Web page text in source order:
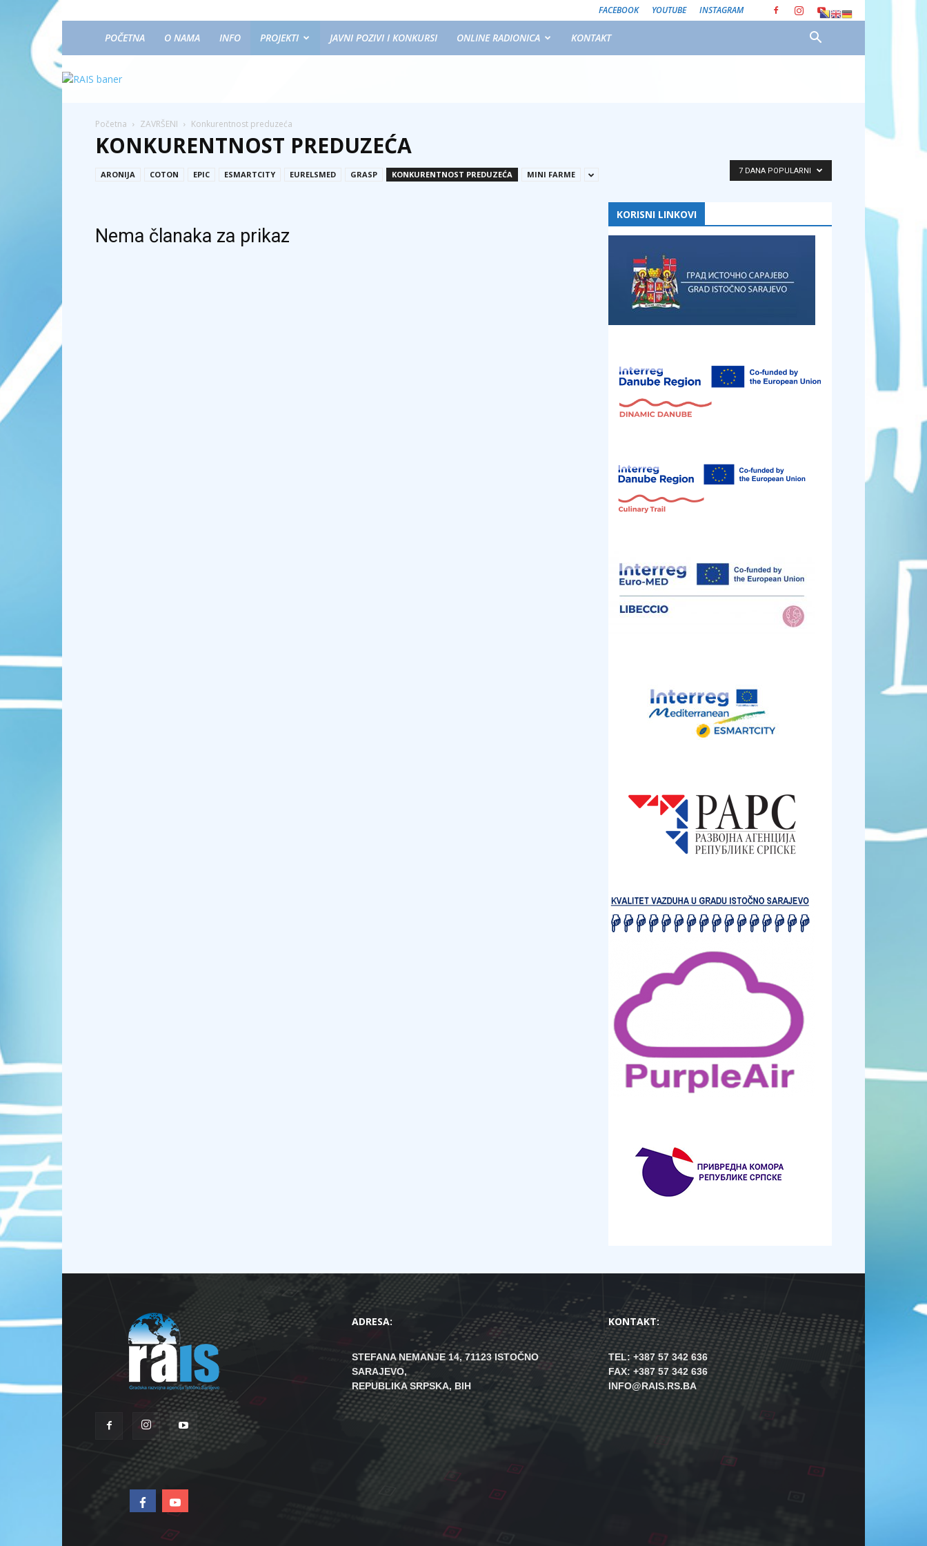
FACEBOOK YOUTUBE INSTAGRAM
POČETNA O NAMA INFO PROJEKTI JAVNI POZIVI I KONKURSI ONLINE RADIONICA KONTAKT
Početna ZAVRŠENI Konkurentnost preduzeća
KONKURENTNOST PREDUZEĆA
ARONIJA COTON EPIC ESMARTCITY EURELSMED GRASP KONKURENTNOST PREDUZEĆA MINI FARME 7 DANA POPULARNI
Nema članaka za prikaz
KORISNI LINKOVI
ADRESA:
STEFANA NEMANJE 14, 71123 ISTOČNO
SARAJEVO,
REPUBLIKA SRPSKA, BIH
KONTAKT:
TEL: +387 57 342 636
FAX: +387 57 342 636
INFO@RAIS.RS.BA